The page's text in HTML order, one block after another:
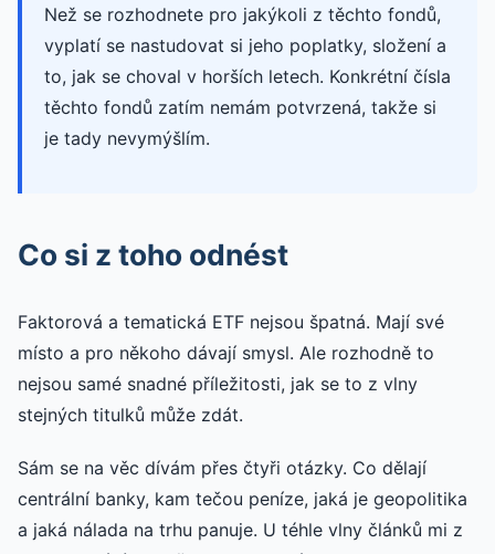
Než se rozhodnete pro jakýkoli z těchto fondů,
vyplatí se nastudovat si jeho poplatky, složení a
to, jak se choval v horších letech. Konkrétní čísla
těchto fondů zatím nemám potvrzená, takže si
je tady nevymýšlím.
Co si z toho odnést
Faktorová a tematická ETF nejsou špatná. Mají své
místo a pro někoho dávají smysl. Ale rozhodně to
nejsou samé snadné příležitosti, jak se to z vlny
stejných titulků může zdát.
Sám se na věc dívám přes čtyři otázky. Co dělají
centrální banky, kam tečou peníze, jaká je geopolitika
a jaká nálada na trhu panuje. U téhle vlny článků mi z